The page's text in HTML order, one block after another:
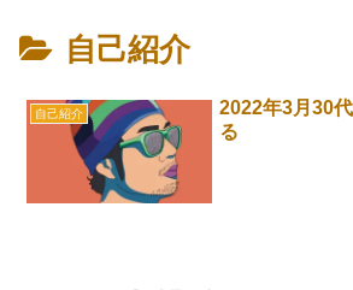
自己紹介
自己紹介
2022年3月30
る